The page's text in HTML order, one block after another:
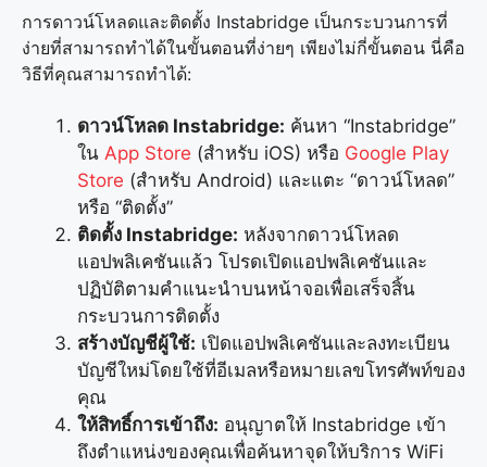
การดาวน์โหลดและติดตั้ง Instabridge เป็นกระบวนการที่
ง่ายที่สามารถทำได้ในขั้นตอนที่ง่ายๆ เพียงไม่กี่ขั้นตอน นี่คือ
วิธีที่คุณสามารถทำได้:
ดาวน์โหลด Instabridge: ค้นหา “Instabridge”
ใน App Store (สำหรับ iOS) หรือ Google Play
Store (สำหรับ Android) และแตะ “ดาวน์โหลด”
หรือ “ติดตั้ง”
ติดตั้ง Instabridge: หลังจากดาวน์โหลด
แอปพลิเคชันแล้ว โปรดเปิดแอปพลิเคชันและ
ปฏิบัติตามคำแนะนำบนหน้าจอเพื่อเสร็จสิ้น
กระบวนการติดตั้ง
สร้างบัญชีผู้ใช้: เปิดแอปพลิเคชันและลงทะเบียน
บัญชีใหม่โดยใช้ที่อีเมลหรือหมายเลขโทรศัพท์ของ
คุณ
ให้สิทธิ์การเข้าถึง: อนุญาตให้ Instabridge เข้า
ถึงตำแหน่งของคุณเพื่อค้นหาจุดให้บริการ WiFi